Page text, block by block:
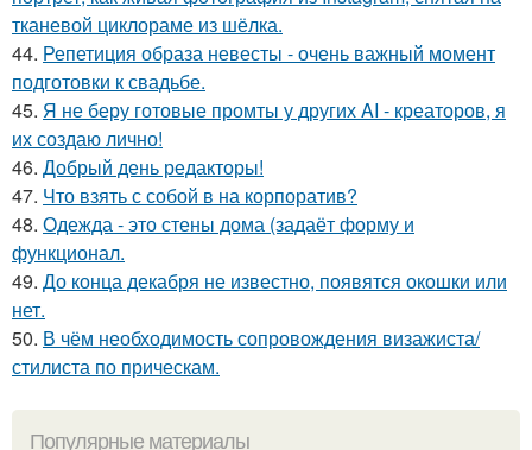
тканевой циклораме из шёлка.
44. Репетиция образа невесты - очень важный момент
подготовки к свадьбе.
45. Я не беру готовые промты у других AI - креаторов, я
их создаю лично!
46. Добрый день редакторы!
47. Что взять с собой в на корпоратив?
48. Одежда - это стены дома (задаёт форму и
функционал.
49. До конца декабря не известно, появятся окошки или
нет.
50. В чём необходимость сопровождения визажиста/
стилиста по прическам.
Популярные материалы